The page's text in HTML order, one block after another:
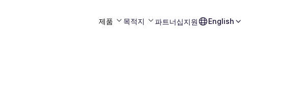
제품 목적지 파트너십지원 English